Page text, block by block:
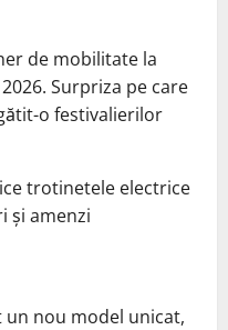
de mobilitate la
Surpriza pe care
o festivalierilor
trotinetele electrice
și amenzi
un nou model unicat,